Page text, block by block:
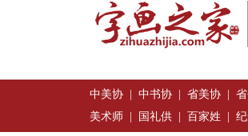
中美协| 中书协| 省美协|
美术师| 国礼供| 百家姓 |